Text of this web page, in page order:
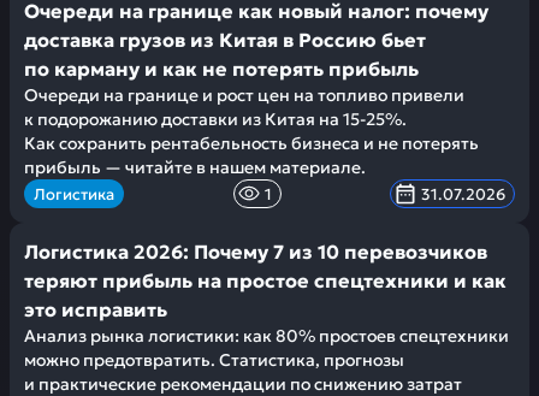
Очереди на границе как новый налог: почему
доставка грузов из Китая в Россию бьет
по карману и как не потерять прибыль
Очереди на границе и рост цен на топливо привели
к подорожанию доставки из Китая на 15-25%.
Как сохранить рентабельность бизнеса и не потерять
прибыль — читайте в нашем материале.
Логистика 1 31.07.2026
Логистика 2026: Почему 7 из 10 перевозчиков
теряют прибыль на простое спецтехники и как
это исправить
Анализ рынка логистики: как 80% простоев спецтехники
можно предотвратить. Статистика, прогнозы
и практические рекомендации по снижению затрат